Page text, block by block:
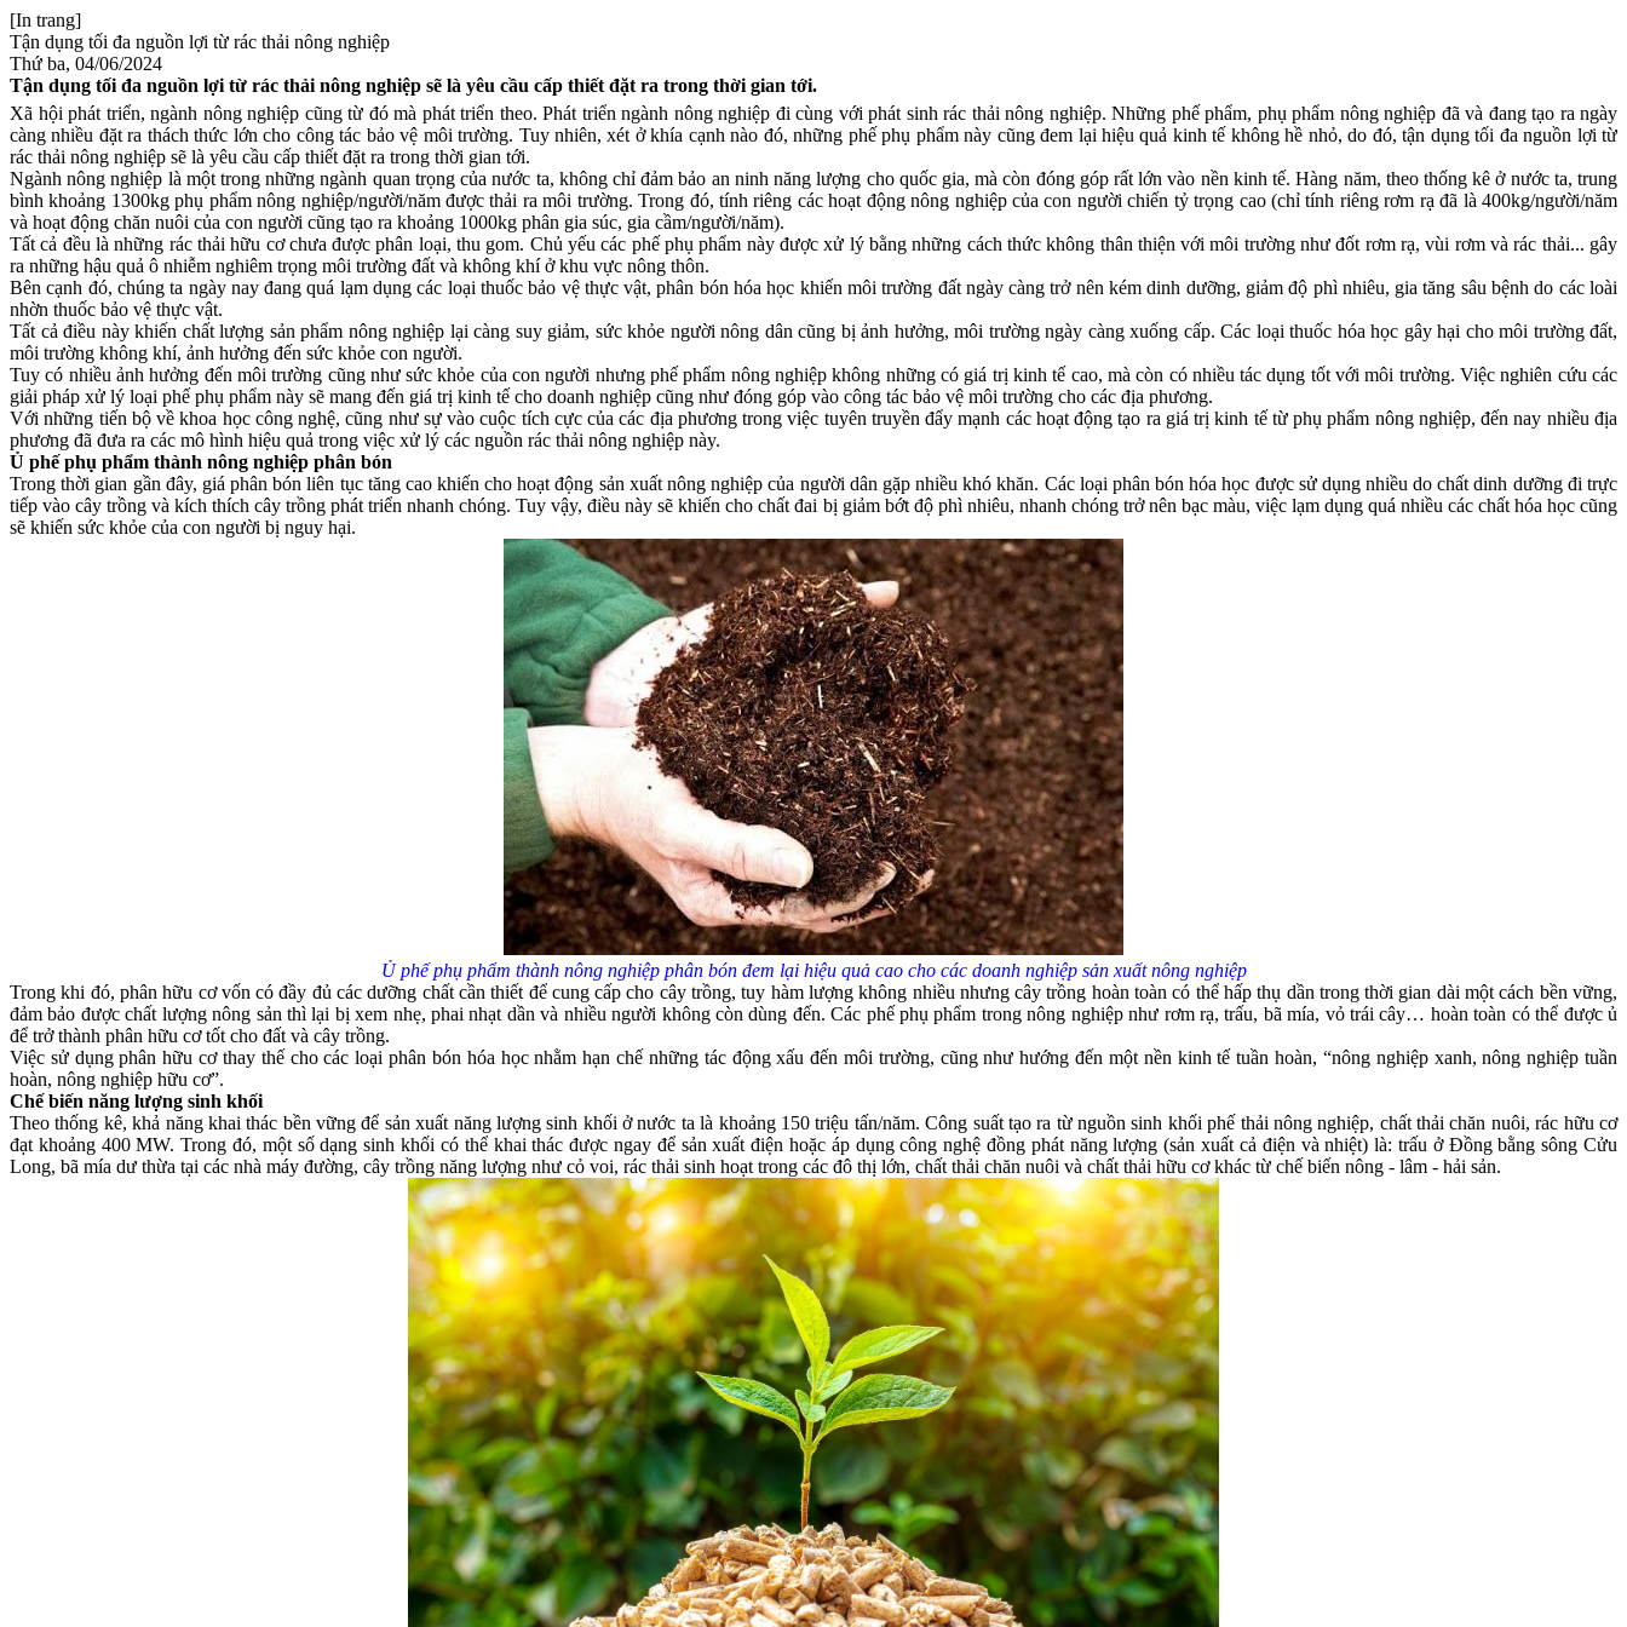
[In trang]
Tận dụng tối đa nguồn lợi từ rác thải nông nghiệp
Thứ ba, 04/06/2024
Tận dụng tối đa nguồn lợi từ rác thải nông nghiệp sẽ là yêu cầu cấp thiết đặt ra trong thời gian tới.
Xã hội phát triển, ngành nông nghiệp cũng từ đó mà phát triển theo. Phát triển ngành nông nghiệp đi cùng với phát sinh rác thải nông nghiệp. Những phế phẩm, phụ phẩm nông nghiệp đã và đang tạo ra ngày
càng nhiều đặt ra thách thức lớn cho công tác bảo vệ môi trường. Tuy nhiên, xét ở khía cạnh nào đó, những phế phụ phẩm này cũng đem lại hiệu quả kinh tế không hề nhỏ, do đó, tận dụng tối đa nguồn lợi từ
rác thải nông nghiệp sẽ là yêu cầu cấp thiết đặt ra trong thời gian tới.
Ngành nông nghiệp là một trong những ngành quan trọng của nước ta, không chỉ đảm bảo an ninh năng lượng cho quốc gia, mà còn đóng góp rất lớn vào nền kinh tế. Hàng năm, theo thống kê ở nước ta, trung
bình khoảng 1300kg phụ phẩm nông nghiệp/người/năm được thải ra môi trường. Trong đó, tính riêng các hoạt động nông nghiệp của con người chiến tỷ trọng cao (chỉ tính riêng rơm rạ đã là 400kg/người/năm
và hoạt động chăn nuôi của con người cũng tạo ra khoảng 1000kg phân gia súc, gia cầm/người/năm).
Tất cả đều là những rác thải hữu cơ chưa được phân loại, thu gom. Chủ yếu các phế phụ phẩm này được xử lý bằng những cách thức không thân thiện với môi trường như đốt rơm rạ, vùi rơm và rác thải... gây
ra những hậu quả ô nhiễm nghiêm trọng môi trường đất và không khí ở khu vực nông thôn.
Bên cạnh đó, chúng ta ngày nay đang quá lạm dụng các loại thuốc bảo vệ thực vật, phân bón hóa học khiến môi trường đất ngày càng trở nên kém dinh dưỡng, giảm độ phì nhiêu, gia tăng sâu bệnh do các loài
nhờn thuốc bảo vệ thực vật.
Tất cả điều này khiến chất lượng sản phẩm nông nghiệp lại càng suy giảm, sức khỏe người nông dân cũng bị ảnh hưởng, môi trường ngày càng xuống cấp. Các loại thuốc hóa học gây hại cho môi trường đất,
môi trường không khí, ảnh hưởng đến sức khỏe con người.
Tuy có nhiều ảnh hưởng đến môi trường cũng như sức khỏe của con người nhưng phế phẩm nông nghiệp không những có giá trị kinh tế cao, mà còn có nhiều tác dụng tốt với môi trường. Việc nghiên cứu các
giải pháp xử lý loại phế phụ phẩm này sẽ mang đến giá trị kinh tế cho doanh nghiệp cũng như đóng góp vào công tác bảo vệ môi trường cho các địa phương.
Với những tiến bộ về khoa học công nghệ, cũng như sự vào cuộc tích cực của các địa phương trong việc tuyên truyền đẩy mạnh các hoạt động tạo ra giá trị kinh tế từ phụ phẩm nông nghiệp, đến nay nhiều địa
phương đã đưa ra các mô hình hiệu quả trong việc xử lý các nguồn rác thải nông nghiệp này.
Ủ phế phụ phẩm thành nông nghiệp phân bón
Trong thời gian gần đây, giá phân bón liên tục tăng cao khiến cho hoạt động sản xuất nông nghiệp của người dân gặp nhiều khó khăn. Các loại phân bón hóa học được sử dụng nhiều do chất dinh dưỡng đi trực
tiếp vào cây trồng và kích thích cây trồng phát triển nhanh chóng. Tuy vậy, điều này sẽ khiến cho chất đai bị giảm bớt độ phì nhiêu, nhanh chóng trở nên bạc màu, việc lạm dụng quá nhiều các chất hóa học cũng
sẽ khiến sức khỏe của con người bị nguy hại.
Ủ phế phụ phẩm thành nông nghiệp phân bón đem lại hiệu quả cao cho các doanh nghiệp sản xuất nông nghiệp
Trong khi đó, phân hữu cơ vốn có đầy đủ các dưỡng chất cần thiết để cung cấp cho cây trồng, tuy hàm lượng không nhiều nhưng cây trồng hoàn toàn có thể hấp thụ dần trong thời gian dài một cách bền vững,
đảm bảo được chất lượng nông sản thì lại bị xem nhẹ, phai nhạt dần và nhiều người không còn dùng đến. Các phế phụ phẩm trong nông nghiệp như rơm rạ, trấu, bã mía, vỏ trái cây… hoàn toàn có thể được ủ
để trở thành phân hữu cơ tốt cho đất và cây trồng.
Việc sử dụng phân hữu cơ thay thế cho các loại phân bón hóa học nhằm hạn chế những tác động xấu đến môi trường, cũng như hướng đến một nền kinh tế tuần hoàn, “nông nghiệp xanh, nông nghiệp tuần
hoàn, nông nghiệp hữu cơ”.
Chế biến năng lượng sinh khối
Theo thống kê, khả năng khai thác bền vững để sản xuất năng lượng sinh khối ở nước ta là khoảng 150 triệu tấn/năm. Công suất tạo ra từ nguồn sinh khối phế thải nông nghiệp, chất thải chăn nuôi, rác hữu cơ
đạt khoảng 400 MW. Trong đó, một số dạng sinh khối có thể khai thác được ngay để sản xuất điện hoặc áp dụng công nghệ đồng phát năng lượng (sản xuất cả điện và nhiệt) là: trấu ở Đồng bằng sông Cửu
Long, bã mía dư thừa tại các nhà máy đường, cây trồng năng lượng như cỏ voi, rác thải sinh hoạt trong các đô thị lớn, chất thải chăn nuôi và chất thải hữu cơ khác từ chế biến nông - lâm - hải sản.